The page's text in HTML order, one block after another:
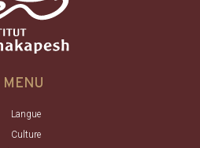
MENU
Langue
Culture